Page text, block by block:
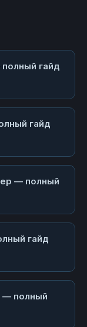
гайд
гайд
— полный
гайд
— полный